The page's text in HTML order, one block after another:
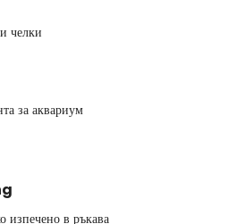
челки
за аквариум
изпечено в ръкава